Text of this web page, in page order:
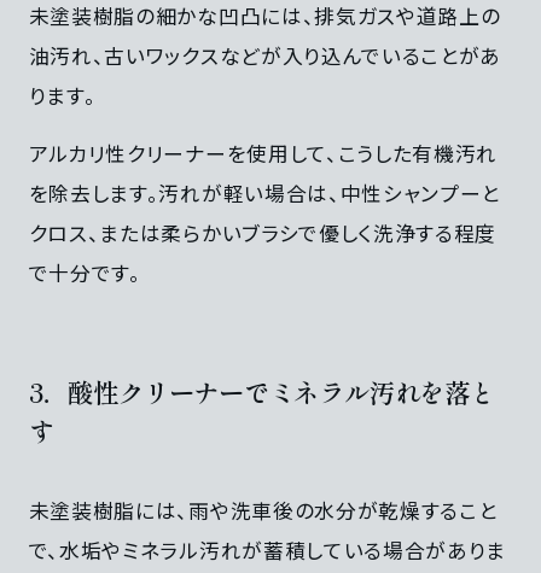
未塗装樹脂の細かな凹凸には、排気ガスや道路上の
油汚れ、古いワックスなどが入り込んでいることがあ
ります。
アルカリ性クリーナーを使用して、こうした有機汚れ
を除去します。汚れが軽い場合は、中性シャンプーと
クロス、または柔らかいブラシで優しく洗浄する程度
で十分です。
3．酸性クリーナーでミネラル汚れを落と
す
未塗装樹脂には、雨や洗車後の水分が乾燥すること
で、水垢やミネラル汚れが蓄積している場合がありま